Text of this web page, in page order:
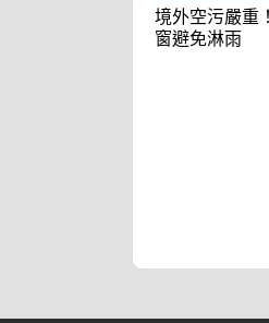
境外空污嚴重
窗避免淋雨